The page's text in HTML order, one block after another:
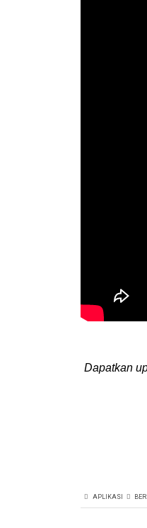
Dapatkan
APLIKASI